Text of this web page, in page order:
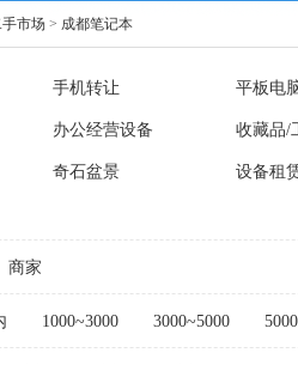
市场 > 成都笔记本
手机转让 平板电
办公经营设备 收藏品/
奇石盆景 设备租
商家
1000~3000 3000~5000